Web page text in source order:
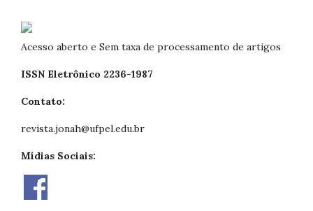
Acesso aberto e Sem taxa de processamento de artigos
ISSN Eletrônico 2236-1987
Contato:
revista.jonah@ufpel.edu.br
Mídias Sociais: